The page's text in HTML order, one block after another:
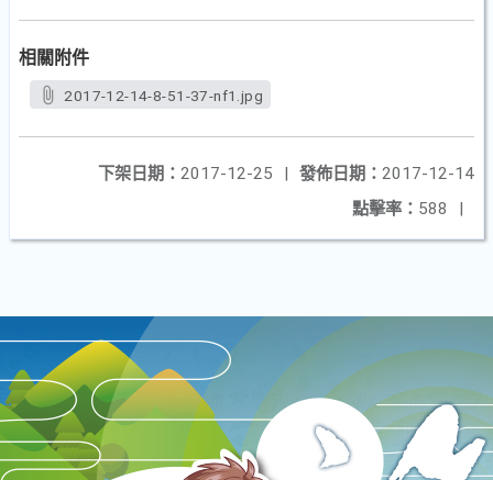
相關附件
2017-12-14-8-51-37-nf1.jpg
發佈日期： 2017-12-14
下架日期： 2017-12-25
|
點擊率： 588 |